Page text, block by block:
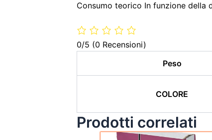
Consumo teorico In funzione della
0/5 (0 Recensioni)
Peso
COLORE
Prodotti correlati
Il
Il